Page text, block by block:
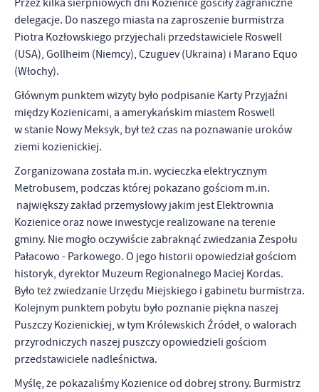
Przez kilka sierpniowych dni Kozienice gościły zagraniczne
delegacje. Do naszego miasta na zaproszenie burmistrza
Piotra Kozłowskiego przyjechali przedstawiciele Roswell
(USA), Gollheim (Niemcy), Czuguev (Ukraina) i Marano Equo
(Włochy).
Głównym punktem wizyty było podpisanie Karty Przyjaźni
między Kozienicami, a amerykańskim miastem Roswell
w stanie Nowy Meksyk, był też czas na poznawanie uroków
ziemi kozienickiej.
Zorganizowana została m.in. wycieczka elektrycznym
Metrobusem, podczas której pokazano gościom m.in.
największy zakład przemysłowy jakim jest Elektrownia
Kozienice oraz nowe inwestycje realizowane na terenie
gminy. Nie mogło oczywiście zabraknąć zwiedzania Zespołu
Pałacowo - Parkowego. O jego historii opowiedział gościom
historyk, dyrektor Muzeum Regionalnego Maciej Kordas.
Było też zwiedzanie Urzędu Miejskiego i gabinetu burmistrza.
Kolejnym punktem pobytu było poznanie piękna naszej
Puszczy Kozienickiej, w tym Królewskich Źródeł, o walorach
przyrodniczych naszej puszczy opowiedzieli gościom
przedstawiciele nadleśnictwa.
Myślę, że pokazaliśmy Kozienice od dobrej strony. Burmistrz
zapamiętanie wprowadzonych przez Ciebie ustawień oraz
personalizację określonych funkcjonalności czy prezentowanych
treści.
Dzięki tym plikom cookies możemy zapewnić Ci większy komfort
korzystania z funkcjonalności naszej strony poprzez dopasowanie
jej do Twoich indywidualnych preferencji. Wyrażenie zgody na
funkcjonalne i personalizacyjne pliki cookies gwarantuje
dostępność większej ilości funkcji na stronie.
Więcej
Analityczne
Analityczne pliki cookies pomagają nam rozwijać się i
dostosowywać do Twoich potrzeb.
wykorzystywania witryny internetowej, miejsca oraz częstotliwości,
z jaką odwiedzane są nasze serwisy www. Dane pozwalają nam na
ocenę naszych serwisów internetowych pod względem ich
popularności wśród użytkowników. Zgromadzone informacje są
przetwarzane w formie zanonimizowanej. Wyrażenie zgody na
analityczne pliki cookies gwarantuje dostępność wszystkich
funkcjonalności.
Więcej
Reklamowe
Dzięki reklamowym plikom cookies prezentujemy Ci najciekawsze
informacje i aktualności na stronach naszych partnerów.
Promocyjne pliki cookies służą do prezentowania Ci naszych
komunikatów na podstawie analizy Twoich upodobań oraz Twoich
zwyczajów dotyczących przeglądanej witryny internetowej. Treści
promocyjne mogą pojawić się na stronach podmiotów trzecich lub
firm będących naszymi partnerami oraz innych dostawców usług.
Firmy te działają w charakterze pośredników prezentujących nasze
treści w postaci wiadomości, ofert, komunikatów mediów
społecznościowych.
Więcej